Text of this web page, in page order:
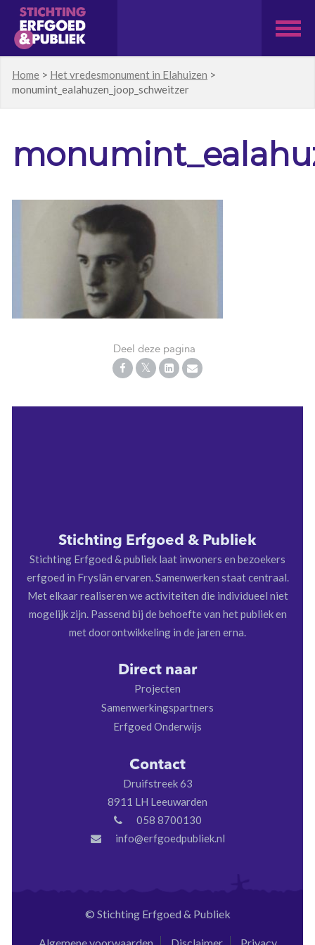
Home > Het vredesmonument in Elahuizen >
monumint_ealahuzen_joop_schweitzer
Deel deze pagina
Stichting Erfgoed & Publiek
Stichting Erfgoed & publiek laat inwoners en bezoekers
erfgoed in Fryslân ervaren. Samenwerken staat centraal.
Met elkaar realiseren we activiteiten die individueel niet
mogelijk zijn. Passend bij de behoefte van het publiek en
met doorontwikkeling in de jaren erna.
Direct naar
Projecten
Samenwerkingspartners
Erfgoed Onderwijs
Contact
Druifstreek 63
8911 LH Leeuwarden
058 8700130
info@erfgoedpubliek.nl
© Stichting Erfgoed & Publiek